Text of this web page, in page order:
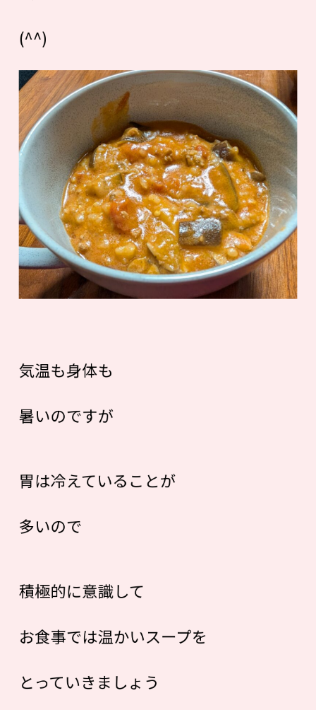
(^^)
気温も身体も
暑いのですが
胃は冷えていることが
多いので
積極的に意識して
お食事では温かいスープを
とっていきましょう